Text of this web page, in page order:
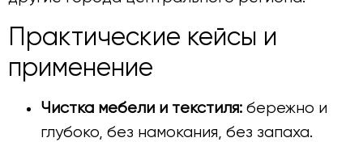
Практические кейсы и
применение
Чистка мебели и текстиля: бережно и
глубоко, без намокания, без запаха.